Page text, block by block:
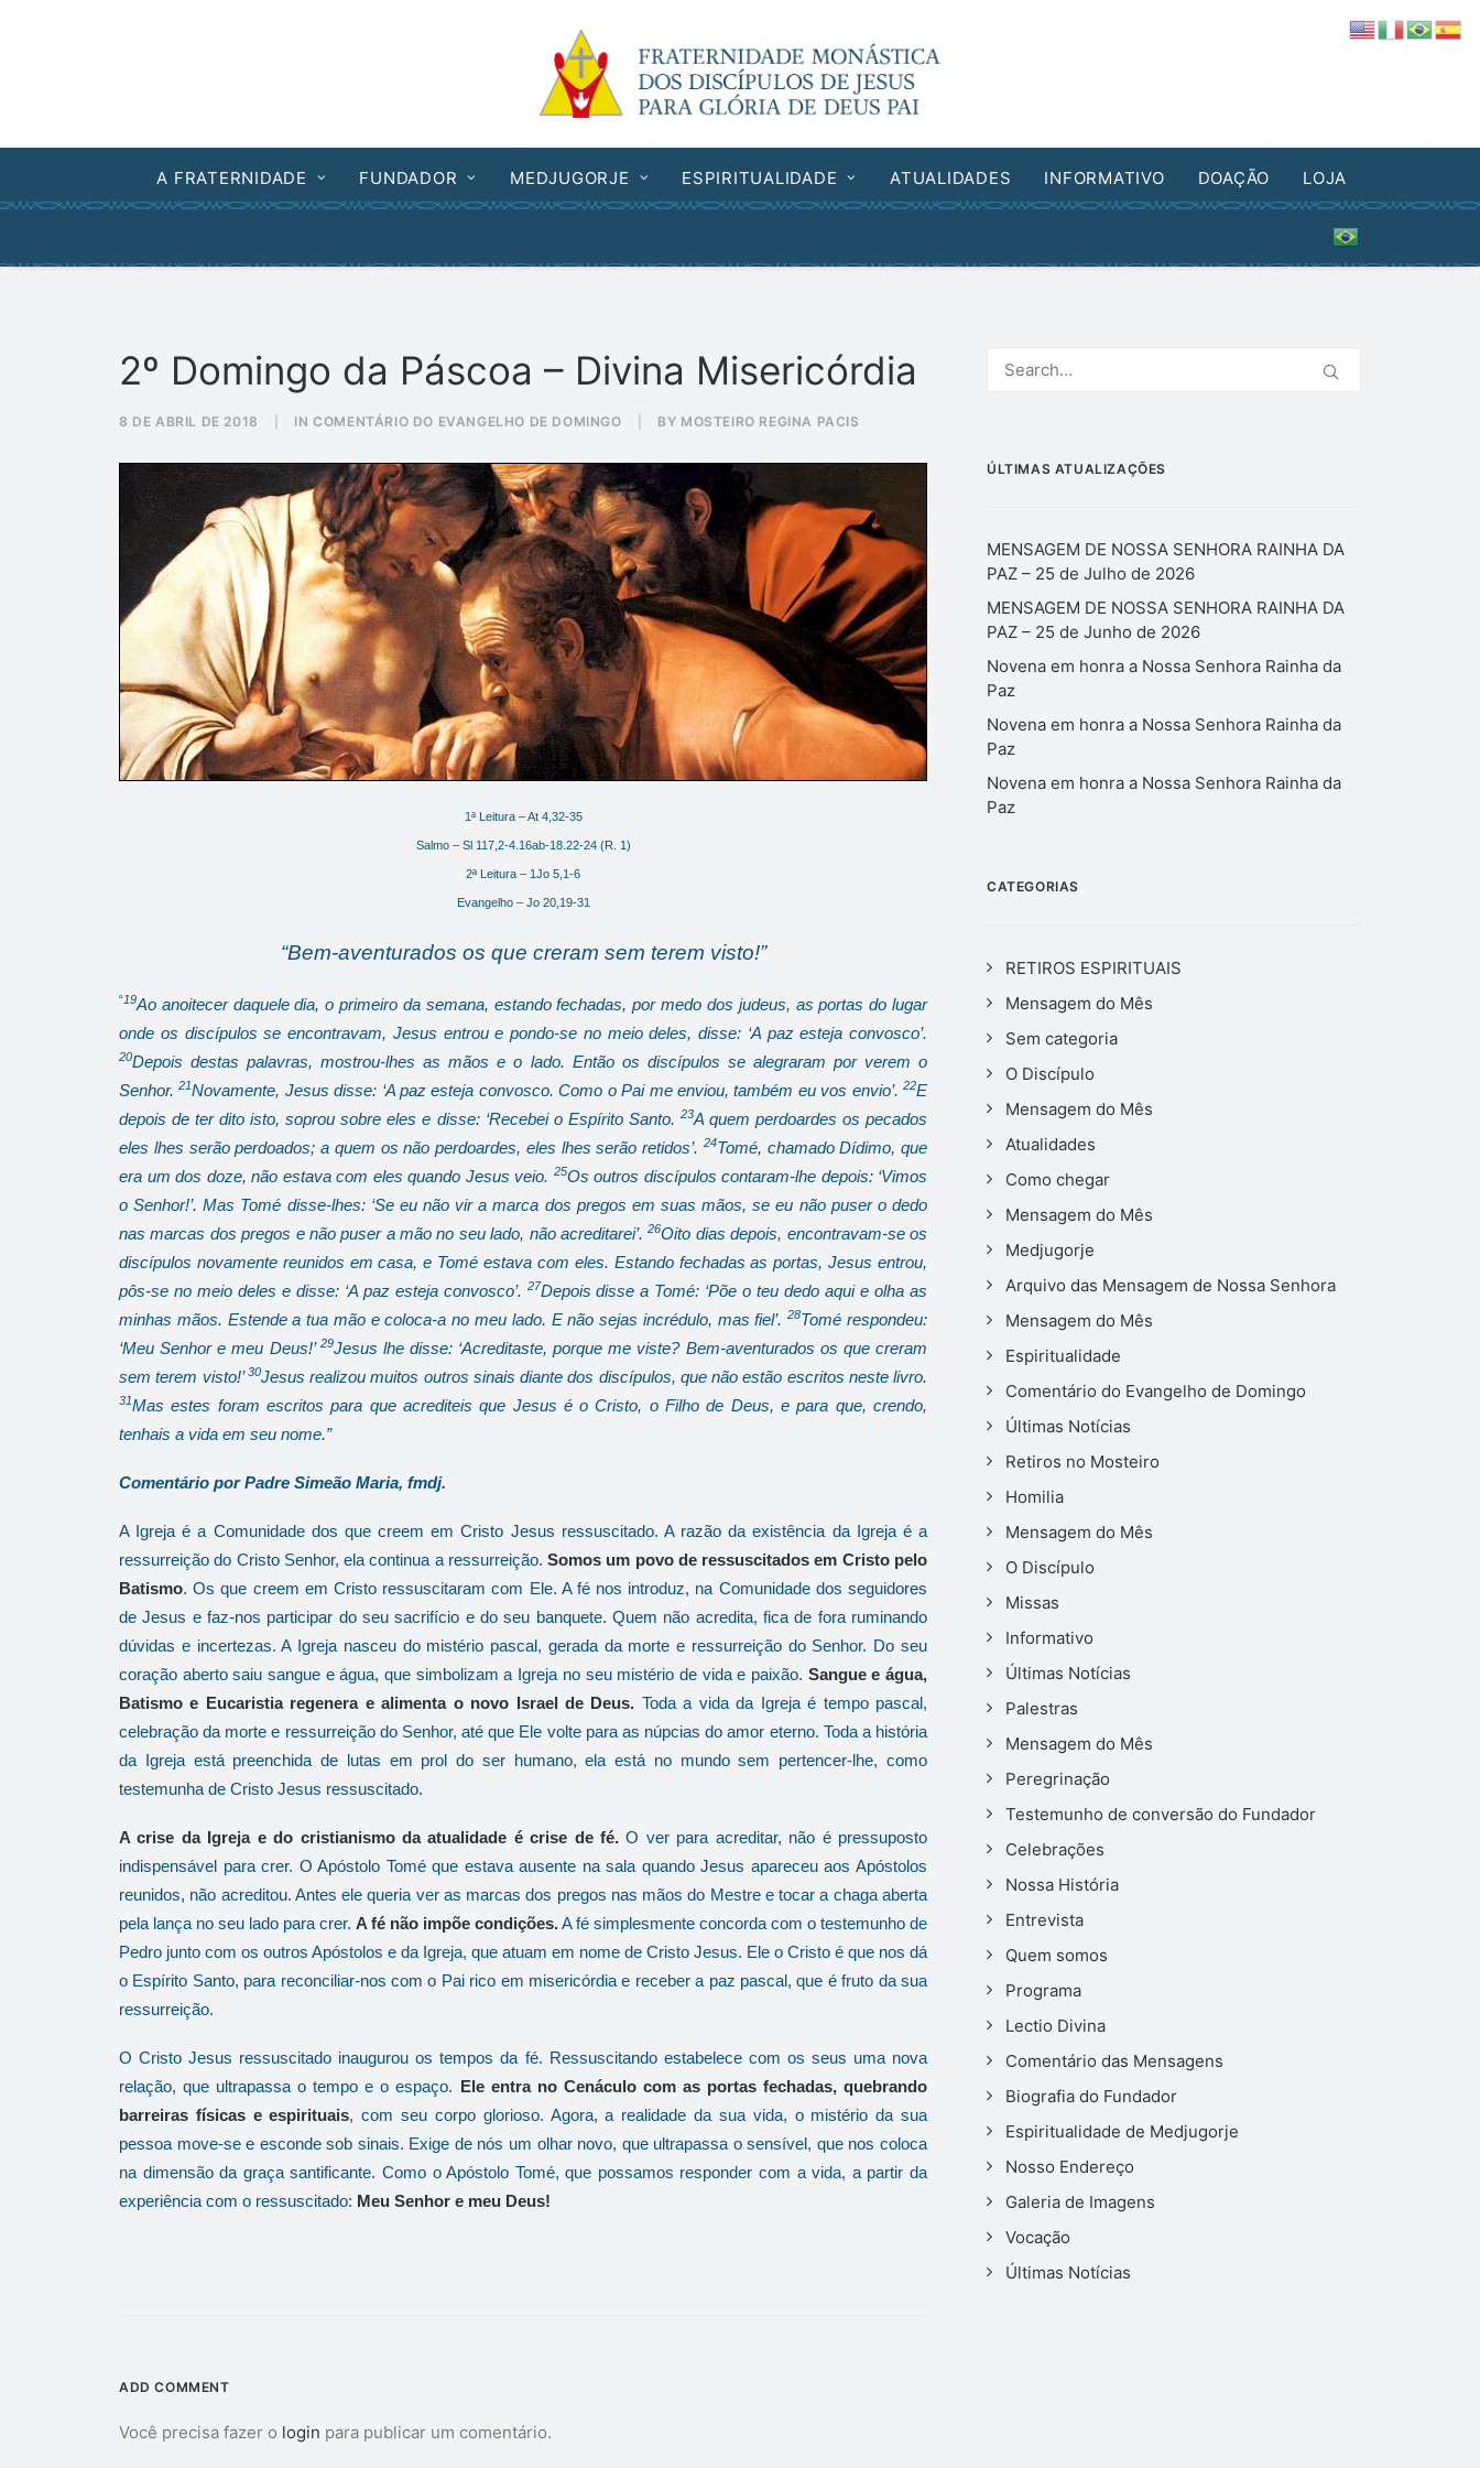
A FRATERNIDADE FUNDADOR MEDJUGORJE ESPIRITUALIDADE ATUALIDADES INFORMATIVO DOAÇÃO LOJA
2º Domingo da Páscoa – Divina Misericórdia
8 DE ABRIL DE 2018 INCOMENTÁRIO DO EVANGELHO DE DOMINGO BY MOSTEIRO REGINA PACIS
1ª Leitura – At 4,32-35
Salmo – Sl 117,2-4.16ab-18.22-24 (R. 1)
2ª Leitura – 1Jo 5,1-6
Evangelho – Jo 20,19-31
“Bem-aventurados os que creram sem terem visto!”
“19Ao anoitecer daquele dia, o primeiro da semana, estando fechadas, por medo dos judeus, as portas do lugar
onde os discípulos se encontravam, Jesus entrou e pondo-se no meio deles, disse: ‘A paz esteja convosco’.
20Depois destas palavras, mostrou-lhes as mãos e o lado. Então os discípulos se alegraram por verem o
Senhor.21Novamente, Jesus disse: ‘A paz esteja convosco. Como o Pai me enviou, também eu vos envio’.22E
depois de ter dito isto, soprou sobre eles e disse: ‘Recebei o Espírito Santo. 23A quem perdoardes os pecados
eles lhes serão perdoados; a quem os não perdoardes, eles lhes serão retidos’. 24Tomé, chamado Dídimo, que
era um dos doze, não estava com eles quando Jesus veio. 25Os outros discípulos contaram-lhe depois: ‘Vimos
o Senhor!’. Mas Tomé disse-lhes: ‘Se eu não vir a marca dos pregos em suas mãos, se eu não puser o dedo
nas marcas dos pregos e não puser a mão no seu lado, não acreditarei’.26Oito dias depois, encontravam-se os
discípulos novamente reunidos em casa, e Tomé estava com eles. Estando fechadas as portas, Jesus entrou,
pôs-se no meio deles e disse: ‘A paz esteja convosco’. 27Depois disse a Tomé: ‘Põe o teu dedo aqui e olha as
minhas mãos. Estende a tua mão e coloca-a no meu lado. E não sejas incrédulo, mas fiel’.28Tomé respondeu:
‘Meu Senhor e meu Deus!’ 29Jesus lhe disse: ‘Acreditaste, porque me viste? Bem-aventurados os que creram
sem terem visto!’30Jesus realizou muitos outros sinais diante dos discípulos, que não estão escritos neste livro.
31Mas estes foram escritos para que acrediteis que Jesus é o Cristo, o Filho de Deus, e para que, crendo,
tenhais a vida em seu nome.”
Comentário por Padre Simeão Maria, fmdj.
A Igreja é a Comunidade dos que creem em Cristo Jesus ressuscitado. A razão da existência da Igreja é a
ressurreição do Cristo Senhor, ela continua a ressurreição.Somos um povo de ressuscitados em Cristo pelo
Batismo. Os que creem em Cristo ressuscitaram com Ele. A fé nos introduz, na Comunidade dos seguidores
de Jesus e faz-nos participar do seu sacrifício e do seu banquete. Quem não acredita, fica de fora ruminando
dúvidas e incertezas. A Igreja nasceu do mistério pascal, gerada da morte e ressurreição do Senhor. Do seu
coração aberto saiu sangue e água, que simbolizam a Igreja no seu mistério de vida e paixão. Sangue e água,
Batismo e Eucaristia regenera e alimenta o novo Israel de Deus. Toda a vida da Igreja é tempo pascal,
celebração da morte e ressurreição do Senhor, até que Ele volte para as núpcias do amor eterno. Toda a história
da Igreja está preenchida de lutas em prol do ser humano, ela está no mundo sem pertencer-lhe, como
testemunha de Cristo Jesus ressuscitado.
A crise da Igreja e do cristianismo da atualidade é crise de fé. O ver para acreditar, não é pressuposto
indispensável para crer. O Apóstolo Tomé que estava ausente na sala quando Jesus apareceu aos Apóstolos
reunidos, não acreditou. Antes ele queria ver as marcas dos pregos nas mãos do Mestre e tocar a chaga aberta
pela lança no seu lado para crer. A fé não impõe condições.A fé simplesmente concorda com o testemunho de
Pedro junto com os outros Apóstolos e da Igreja, que atuam em nome de Cristo Jesus. Ele o Cristo é que nos dá
o Espírito Santo, para reconciliar-nos com o Pai rico em misericórdia e receber a paz pascal, que é fruto da sua
ressurreição.
O Cristo Jesus ressuscitado inaugurou os tempos da fé. Ressuscitando estabelece com os seus uma nova
relação, que ultrapassa o tempo e o espaço.
Ele entra no Cenáculo com as portas fechadas, quebrando
barreiras físicas e espirituais, com seu corpo glorioso. Agora, a realidade da sua vida, o mistério da sua
pessoa move-se e esconde sob sinais. Exige de nós um olhar novo, que ultrapassa o sensível, que nos coloca
na dimensão da graça santificante. Como o Apóstolo Tomé, que possamos responder com a vida, a partir da
experiência com o ressuscitado: Meu Senhor e meu Deus!
ADD COMMENT
Você precisa fazer o login para publicar um comentário.
ÚLTIMAS ATUALIZAÇÕES
MENSAGEM DE NOSSA SENHORA RAINHA DA
PAZ – 25 de Julho de 2026
MENSAGEM DE NOSSA SENHORA RAINHA DA
PAZ – 25 de Junho de 2026
Novena em honra a Nossa Senhora Rainha da
Paz
Novena em honra a Nossa Senhora Rainha da
Paz
Novena em honra a Nossa Senhora Rainha da
Paz
CATEGORIAS
RETIROS ESPIRITUAIS
Mensagem do Mês
Sem categoria
O Discípulo
Mensagem do Mês
Atualidades
Como chegar
Mensagem do Mês
Medjugorje
Arquivo das Mensagem de Nossa Senhora
Mensagem do Mês
Espiritualidade
Comentário do Evangelho de Domingo
Últimas Notícias
Retiros no Mosteiro
Homilia
Mensagem do Mês
O Discípulo
Missas
Informativo
Últimas Notícias
Palestras
Mensagem do Mês
Peregrinação
Testemunho de conversão do Fundador
Celebrações
Nossa História
Entrevista
Quem somos
Programa
Lectio Divina
Comentário das Mensagens
Biografia do Fundador
Espiritualidade de Medjugorje
Nosso Endereço
Galeria de Imagens
Vocação
Últimas Notícias